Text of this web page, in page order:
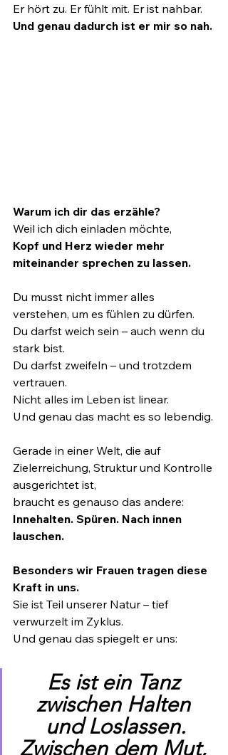
Er hört zu. Er fühlt mit. Er ist nahbar.
Und genau dadurch ist er mir so nah.
Warum ich dir das erzähle?
Weil ich dich einladen möchte,
Kopf und Herz wieder mehr
miteinander sprechen zu lassen.
Du musst nicht immer alles
verstehen, um es fühlen zu dürfen.
Du darfst weich sein – auch wenn du
stark bist.
Du darfst zweifeln – und trotzdem
vertrauen.
Nicht alles im Leben ist linear.
Und genau das macht es so lebendig.
Gerade in einer Welt, die auf
Zielerreichung, Struktur und Kontrolle
ausgerichtet ist,
braucht es genauso das andere:
Innehalten. Spüren. Nach innen
lauschen.
Besonders wir Frauen tragen diese
Kraft in uns.
Sie ist Teil unserer Natur – tief
verwurzelt im Zyklus.
Und genau das spiegelt er uns:
Es ist ein Tanz
zwischen Halten
und Loslassen.
Zwischen dem Mut,